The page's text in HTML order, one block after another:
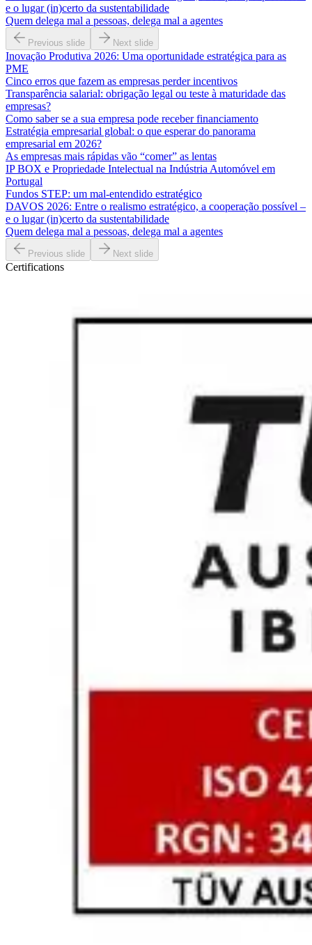
e o lugar (in)certo da sustentabilidade
Quem delega mal a pessoas, delega mal a agentes
Previous slide Next slide
Inovação Produtiva 2026: Uma oportunidade estratégica para as
PME
Cinco erros que fazem as empresas perder incentivos
Transparência salarial: obrigação legal ou teste à maturidade das
empresas?
Como saber se a sua empresa pode receber financiamento
Estratégia empresarial global: o que esperar do panorama
empresarial em 2026?
As empresas mais rápidas vão “comer” as lentas
IP BOX e Propriedade Intelectual na Indústria Automóvel em
Portugal
Fundos STEP: um mal-entendido estratégico
DAVOS 2026: Entre o realismo estratégico, a cooperação possível –
e o lugar (in)certo da sustentabilidade
Quem delega mal a pessoas, delega mal a agentes
Previous slide Next slide
Certifications